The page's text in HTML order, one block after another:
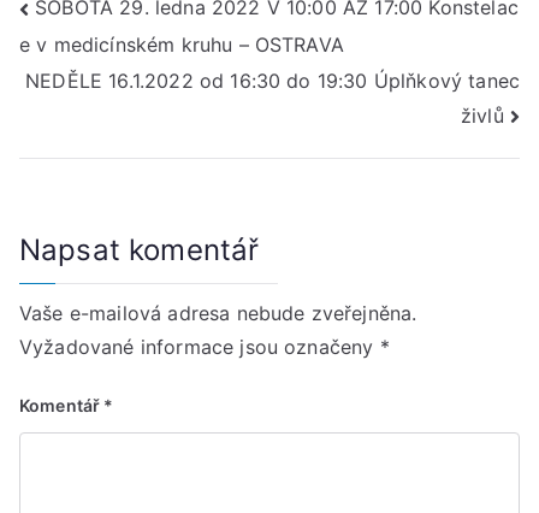
Navigace
pro
SOBOTA 29. ledna 2022 V 10:00 AŽ 17:00 Konstelac
e v medicínském kruhu – OSTRAVA
NEDĚLE 16.1.2022 od 16:30 do 19:30 Úplňkový tanec
živlů
Napsat komentář
Vaše e-mailová adresa nebude zveřejněna.
Vyžadované informace jsou označeny *
Komentář *